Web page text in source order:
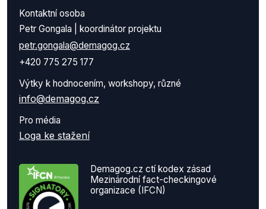
Kontaktní osoba
Petr Gongala | koordinátor projektu
petr.gongala@demagog.cz
+420 775 275 177
Výtky k hodnocením, workshopy, různé
info@demagog.cz
Pro média
Loga ke stažení
Demagog.cz ctí kodex zásad
Mezinárodní fact-checkingové
organizace (IFCN)